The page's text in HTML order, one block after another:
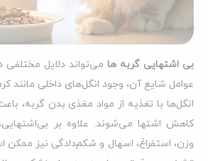
بی‌ اشتهایی گربه‌ ها می‌تواند دلایل مختلفی
عوامل شایع آن، وجود انگل‌های داخلی مانند
انگل‌ها با تغذیه از مواد مغذی بدن گربه،
کاهش اشتها می‌شوند. علاوه بر
وزن، استفراغ، اسهال و شکم‌دادگی نیز